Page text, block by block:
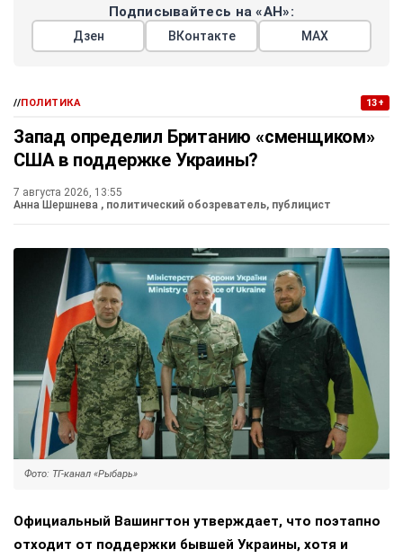
Подписывайтесь на «АН»:
Дзен ВКонтакте МАХ
//ПОЛИТИКА 13+
Запад определил Британию «сменщиком»
США в поддержке Украины?
7 августа 2026, 13:55
Анна Шершнева , политический обозреватель, публицист
Фото: ТГ-канал «Рыбарь»
Официальный Вашингтон утверждает, что поэтапно
отходит от поддержки бывшей Украины, хотя и